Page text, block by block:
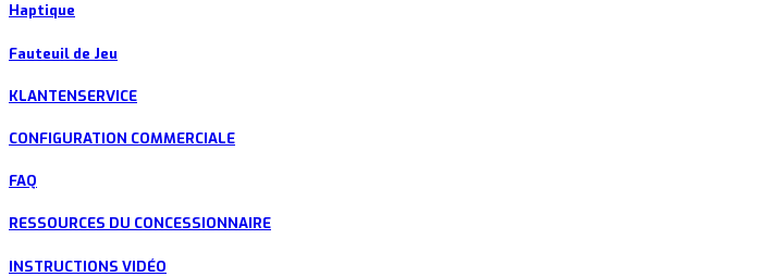
Haptique
Fauteuil de Jeu
KLANTENSERVICE
CONFIGURATION COMMERCIALE
FAQ
RESSOURCES DU CONCESSIONNAIRE
INSTRUCTIONS VIDÉO